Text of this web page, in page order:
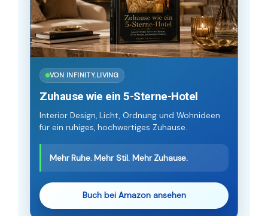
VON INFINITY.LIVING
Zuhause wie ein 5-Sterne-Hotel
Interior Design, Licht, Ordnung und Wohnideen
für ein ruhiges, hochwertiges Zuhause.
Mehr Ruhe. Mehr Stil. Mehr Zuhause.
Buch bei Amazon ansehen